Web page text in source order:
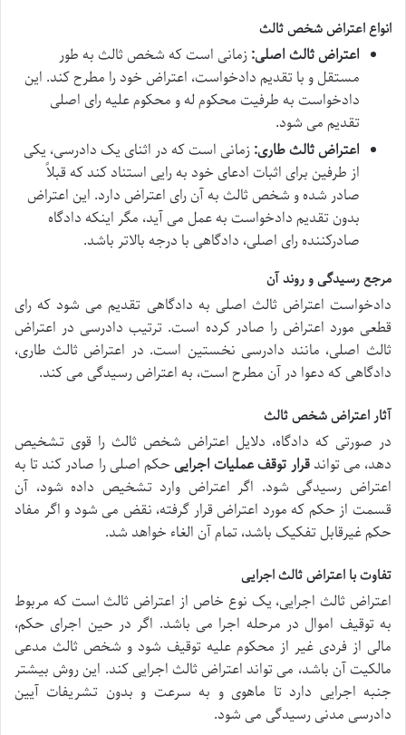
انواع اعتراض شخص ثالث
اعتراض ثالث اصلی:زمانی است که شخص ثالث به طور
مستقل و با تقدیم دادخواست، اعتراض خود را مطرح کند. این
دادخواست به طرفیت محکوم له و محکوم علیه رای اصلی
تقدیم می شود.
اعتراض ثالث طاری:زمانی است که در اثنای یک دادرسی، یکی
از طرفین برای اثبات ادعای خود به رایی استناد کند که قبلاً
صادر شده و شخص ثالث به آن رای اعتراض دارد. این اعتراض
بدون تقدیم دادخواست به عمل می آید، مگر اینکه دادگاه
صادرکننده رای اصلی، دادگاهی با درجه بالاتر باشد.
مرجع رسیدگی و روند آن
دادخواست اعتراض ثالث اصلی به دادگاهی تقدیم می شود که رای
قطعی مورد اعتراض را صادر کرده است. ترتیب دادرسی در اعتراض
ثالث اصلی، مانند دادرسی نخستین است. در اعتراض ثالث طاری،
دادگاهی که دعوا در آن مطرح است، به اعتراض رسیدگی می کند.
آثار اعتراض شخص ثالث
در صورتی که دادگاه، دلایل اعتراض شخص ثالث را قوی تشخیص
دهد، می تواندقرار توقف عملیات اجراییحکم اصلی را صادر کند تا به
اعتراض رسیدگی شود. اگر اعتراض وارد تشخیص داده شود، آن
قسمت از حکم که مورد اعتراض قرار گرفته، نقض می شود و اگر مفاد
حکم غیرقابل تفکیک باشد، تمام آن الغاء خواهد شد.
تفاوت با اعتراض ثالث اجرایی
اعتراض ثالث اجرایی، یک نوع خاص از اعتراض ثالث است که مربوط
به توقیف اموال در مرحله اجرا می باشد. اگر در حین اجرای حکم،
مالی از فردی غیر از محکوم علیه توقیف شود و شخص ثالث مدعی
مالکیت آن باشد، می تواند اعتراض ثالث اجرایی کند. این روش بیشتر
جنبه اجرایی دارد تا ماهوی و به سرعت و بدون تشریفات آیین
دادرسی مدنی رسیدگی می شود.